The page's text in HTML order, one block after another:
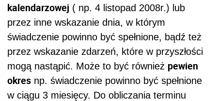
kalendarzowej ( np. 4 listopad 2008r.) lub
przez inne wskazanie dnia, w którym
świadczenie powinno być spełnione, bądź też
przez wskazanie zdarzeń, które w przyszłości
mogą nastąpić. Może to być również pewien
okres np. świadczenie powinno być spełnione
w ciągu 3 miesięcy. Do obliczania terminu